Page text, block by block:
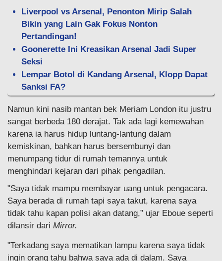
Liverpool vs Arsenal, Penonton Mirip Salah
Bikin yang Lain Gak Fokus Nonton
Pertandingan!
Goonerette Ini Kreasikan Arsenal Jadi Super
Seksi
Lempar Botol di Kandang Arsenal, Klopp Dapat
Sanksi FA?
Namun kini nasib mantan bek Meriam London itu justru
sangat berbeda 180 derajat. Tak ada lagi kemewahan
karena ia harus hidup luntang-lantung dalam
kemiskinan, bahkan harus bersembunyi dan
menumpang tidur di rumah temannya untuk
menghindari kejaran dari pihak pengadilan.
"Saya tidak mampu membayar uang untuk pengacara.
Saya berada di rumah tapi saya takut, karena saya
tidak tahu kapan polisi akan datang,” ujar Eboue seperti
dilansir dari Mirror.
"Terkadang saya mematikan lampu karena saya tidak
ingin orang tahu bahwa saya ada di dalam. Saya